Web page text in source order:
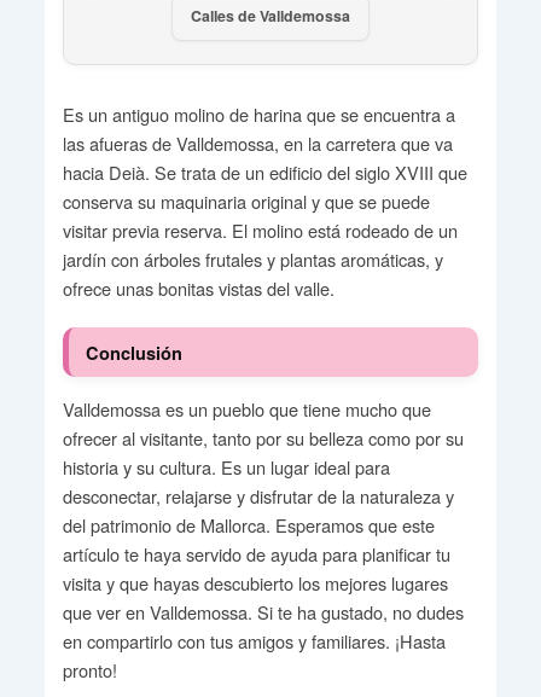
Calles de Valldemossa
Es un antiguo molino de harina que se encuentra a
las afueras de Valldemossa, en la carretera que va
hacia Deià. Se trata de un edificio del siglo XVIII que
conserva su maquinaria original y que se puede
visitar previa reserva. El molino está rodeado de un
jardín con árboles frutales y plantas aromáticas, y
ofrece unas bonitas vistas del valle.
Conclusión
Valldemossa es un pueblo que tiene mucho que
ofrecer al visitante, tanto por su belleza como por su
historia y su cultura. Es un lugar ideal para
desconectar, relajarse y disfrutar de la naturaleza y
del patrimonio de Mallorca. Esperamos que este
artículo te haya servido de ayuda para planificar tu
visita y que hayas descubierto los mejores lugares
que ver en Valldemossa. Si te ha gustado, no dudes
en compartirlo con tus amigos y familiares. ¡Hasta
pronto!